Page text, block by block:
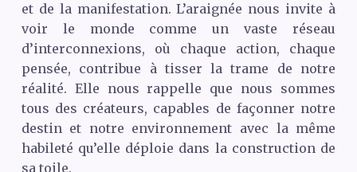
et de la manifestation. L’araignée nous invite à
voir le monde comme un vaste réseau
d’interconnexions, où chaque action, chaque
pensée, contribue à tisser la trame de notre
réalité. Elle nous rappelle que nous sommes
tous des créateurs, capables de façonner notre
destin et notre environnement avec la même
habileté qu’elle déploie dans la construction de
sa toile.